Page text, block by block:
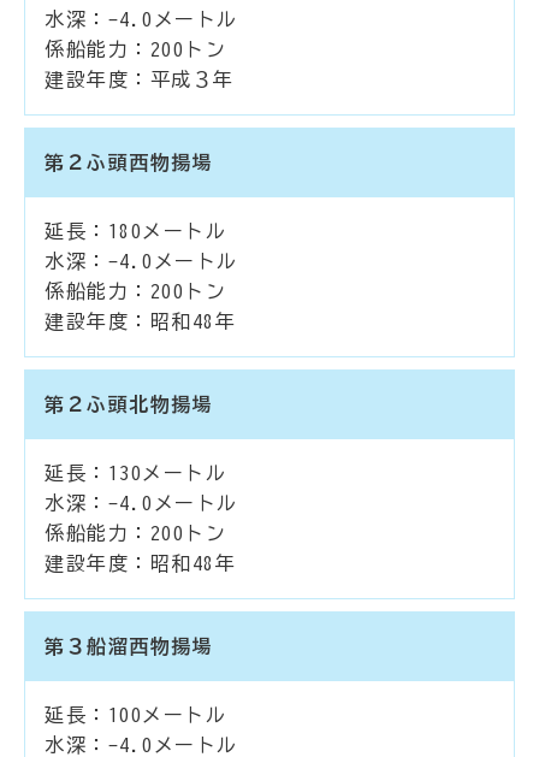
水深：-4.0メートル
係船能力：200トン
建設年度：平成３年
第２ふ頭西物揚場
延長：180メートル
水深：-4.0メートル
係船能力：200トン
建設年度：昭和48年
第２ふ頭北物揚場
延長：130メートル
水深：-4.0メートル
係船能力：200トン
建設年度：昭和48年
第３船溜西物揚場
延長：100メートル
水深：-4.0メートル